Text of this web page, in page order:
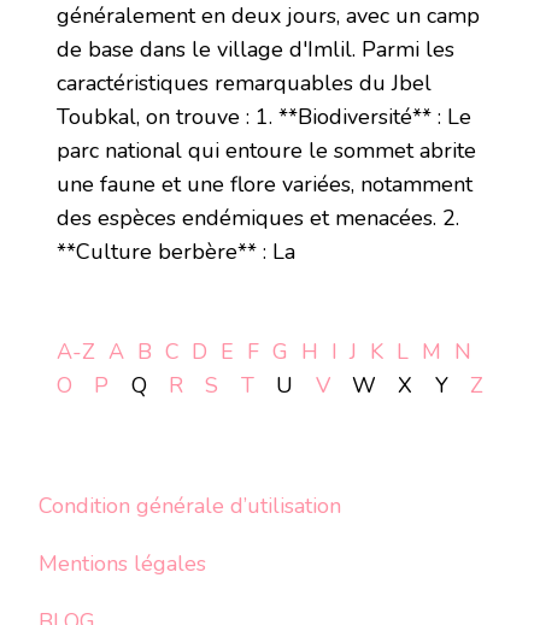
généralement en deux jours, avec un camp
de base dans le village d'Imlil. Parmi les
caractéristiques remarquables du Jbel
Toubkal, on trouve : 1. **Biodiversité** : Le
parc national qui entoure le sommet abrite
une faune et une flore variées, notamment
des espèces endémiques et menacées. 2.
**Culture berbère** : La
A-Z A B C D E F G H I J K L M N
O
P Q R S T U V W X Y Z
Condition générale d’utilisation
Mentions légales